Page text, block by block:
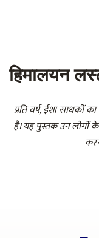
हिमालयन
प्रति वर्ष, ईशा साधकों
है। यह पुस्तक उन लोगों के